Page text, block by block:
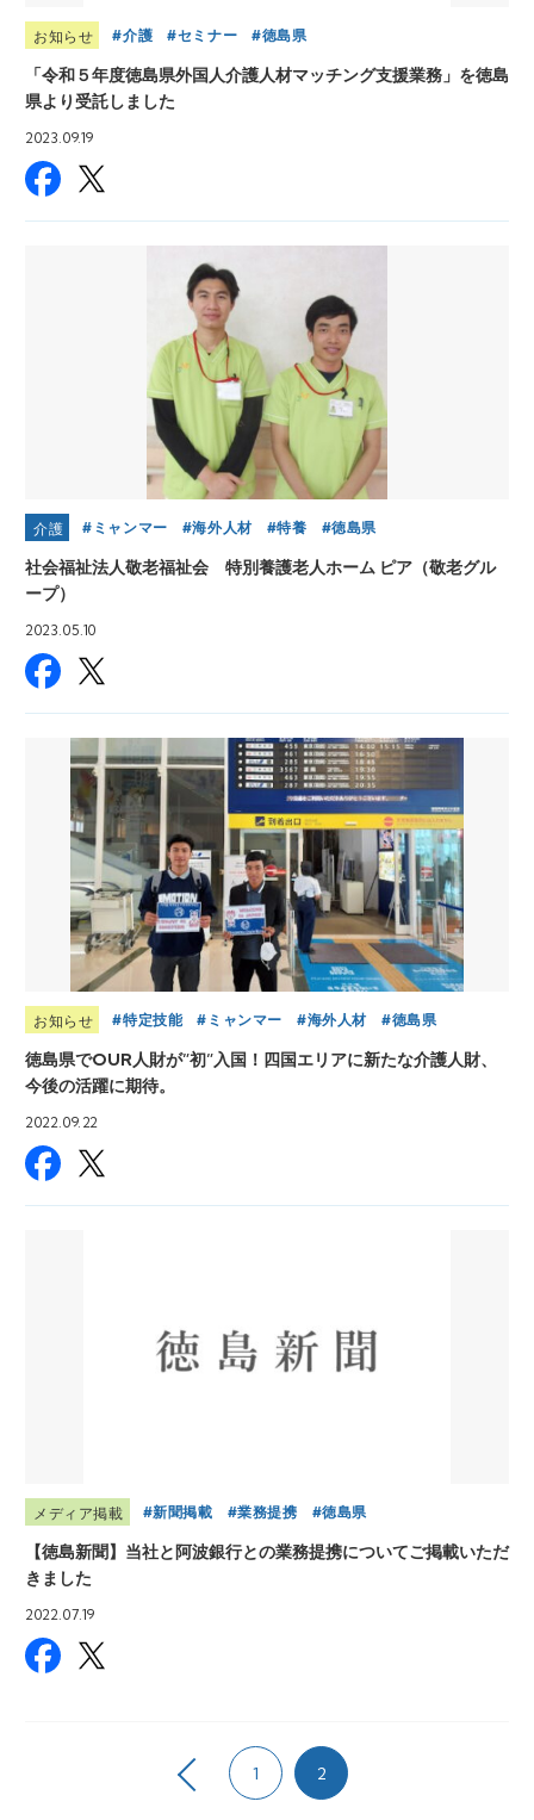
お知らせ 介護 セミナー 徳島県
「令和５年度徳島県外国人介護人材マッチング支援業務」を徳島
県より受託しました
2023.09.19
介護 ミャンマー 海外人材 特養 徳島県
社会福祉法人敬老福祉会 特別養護老人ホーム ピア（敬老グル
ープ）
2023.05.10
お知らせ 特定技能 ミャンマー 海外人材 徳島県
徳島県でOUR人財が”初”入国！四国エリアに新たな介護人財、
今後の活躍に期待。
2022.09.22
メディア掲載 新聞掲載 業務提携 徳島県
【徳島新聞】当社と阿波銀行との業務提携についてご掲載いただ
きました
2022.07.19
1 2